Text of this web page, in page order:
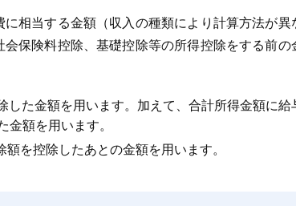
相当する金額（収入の種類により計算方法が異
保険料控除、基礎控除等の所得控除をする前の
た金額を用います。加えて、合計所得金額に給
額を用います。
を控除したあとの金額を用います。